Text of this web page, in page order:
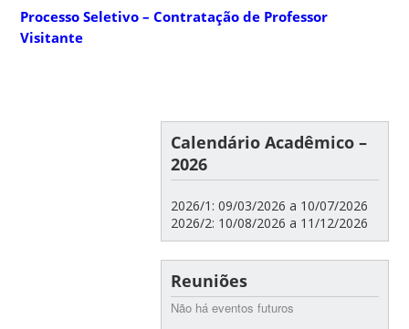
Processo Seletivo – Contratação de Professor
Visitante
Calendário Acadêmico –
2026
2026/1: 09/03/2026 a 10/07/2026
2026/2: 10/08/2026 a 11/12/2026
Reuniões
Não há eventos futuros